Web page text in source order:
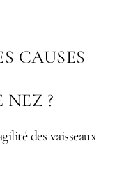
CAUSES
NEZ ?
des vaisseaux